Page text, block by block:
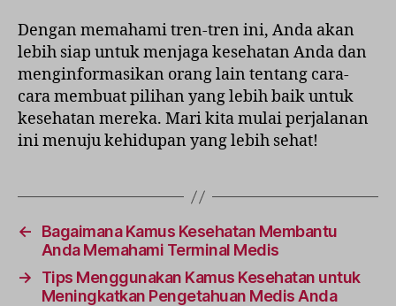
Dengan memahami tren-tren ini, Anda akan
lebih siap untuk menjaga kesehatan Anda dan
menginformasikan orang lain tentang cara-
cara membuat pilihan yang lebih baik untuk
kesehatan mereka. Mari kita mulai perjalanan
ini menuju kehidupan yang lebih sehat!
←
Bagaimana Kamus Kesehatan Membantu
Anda Memahami Terminal Medis
→
Tips Menggunakan Kamus Kesehatan untuk
Meningkatkan Pengetahuan Medis Anda